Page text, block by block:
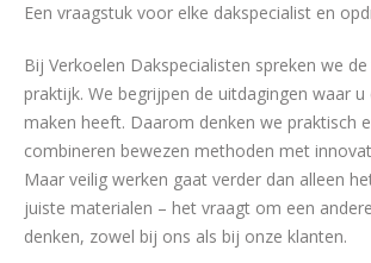
Een vraagstuk voor elke dakspecialist en
Bij Verkoelen Dakspecialisten spreken we
praktijk. We begrijpen de uitdagingen waar
maken heeft. Daarom denken we praktisch
combineren bewezen methoden met
Maar veilig werken gaat verder dan alleen
juiste materialen – het vraagt om een
denken, zowel bij ons als bij onze klanten.